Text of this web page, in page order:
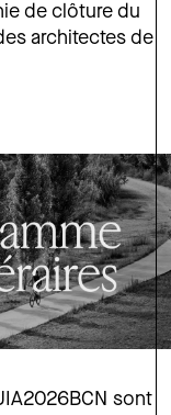
de clôture du
architectes de
sont